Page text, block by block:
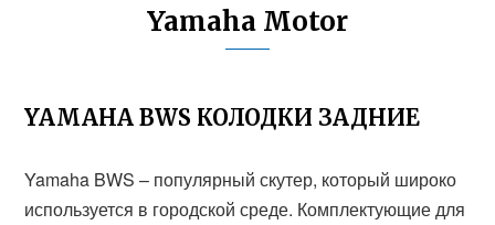
Yamaha Motor
YAMAHA BWS КОЛОДКИ ЗАДНИЕ
Yamaha BWS – популярный скутер, который широко
используется в городской среде. Комплектующие для